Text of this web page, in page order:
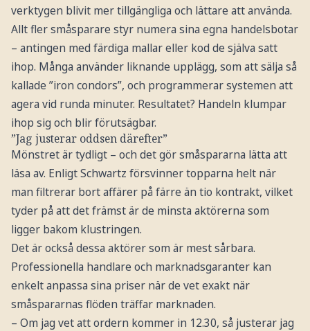
verktygen blivit mer tillgängliga och lättare att använda.
Allt fler småsparare styr numera sina egna handelsbotar
– antingen med färdiga mallar eller kod de själva satt
ihop. Många använder liknande upplägg, som att sälja så
kallade ”iron condors”, och programmerar systemen att
agera vid runda minuter. Resultatet? Handeln klumpar
ihop sig och blir förutsägbar.
”Jag justerar oddsen därefter”
Mönstret är tydligt – och det gör småspararna lätta att
läsa av. Enligt Schwartz försvinner topparna helt när
man filtrerar bort affärer på färre än tio kontrakt, vilket
tyder på att det främst är de minsta aktörerna som
ligger bakom klustringen.
Det är också dessa aktörer som är mest sårbara.
Professionella handlare och marknadsgaranter kan
enkelt anpassa sina priser när de vet exakt när
småspararnas flöden träffar marknaden.
– Om jag vet att ordern kommer in 12.30, så justerar jag